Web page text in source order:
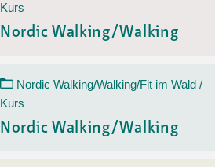
Kurs
Nordic Walking/Walking
Nordic Walking/Walking/Fit im Wald /
Kurs
Nordic Walking/Walking